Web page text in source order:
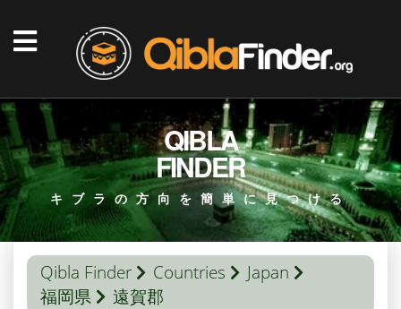
QIBLA
FINDER
キブラの方向を簡単に見つける
Qibla Finder Countries
Japan
福岡県
遠賀郡